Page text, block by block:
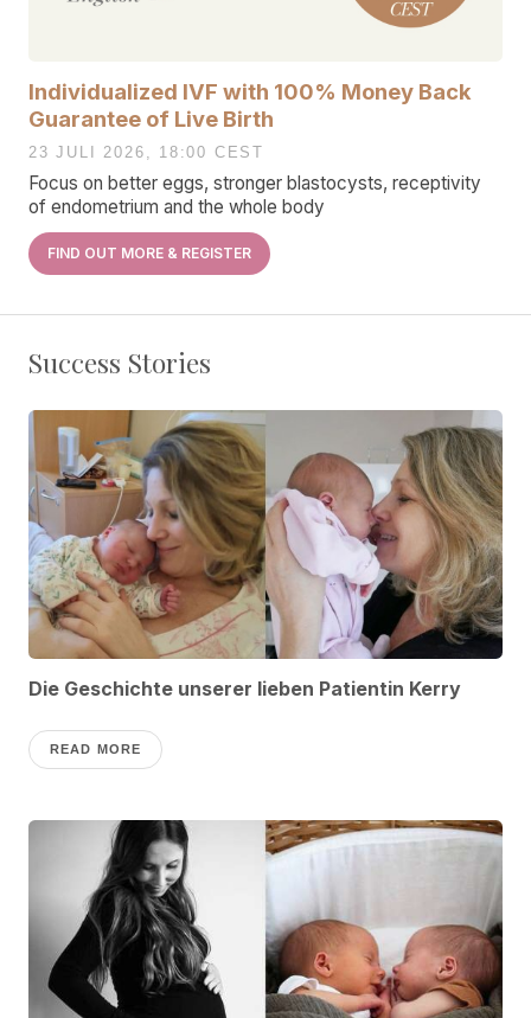
Individualized IVF with 100% Money Back
Guarantee of Live Birth
23 JULI 2026, 18:00 CEST
Focus on better eggs, stronger blastocysts, receptivity
of endometrium and the whole body
FIND OUT MORE & REGISTER
Success Stories
Die Geschichte unserer lieben Patientin Kerry
READ MORE